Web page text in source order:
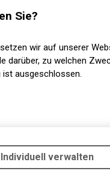
Sie?
wir auf unserer
darüber, zu welchen
ausgeschlossen.
Online-Angebots,
beachten Sie, dass die
Individuell verwalten